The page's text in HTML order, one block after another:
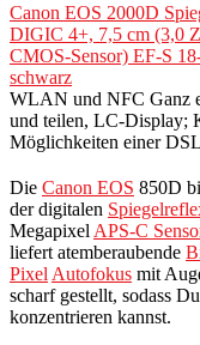
Canon EOS 2000D
DIGIC 4+, 7,5 cm (3,0
CMOS-Sensor) EF-S
schwarz
WLAN und NFC Ganz
und teilen, LC-Display;
Möglichkeiten einer
Die Canon EOS 850D
der digitalen
Megapixel APS-C
liefert atemberaubende
Pixel Autofokus mit
scharf gestellt, sodass
konzentrieren kannst.